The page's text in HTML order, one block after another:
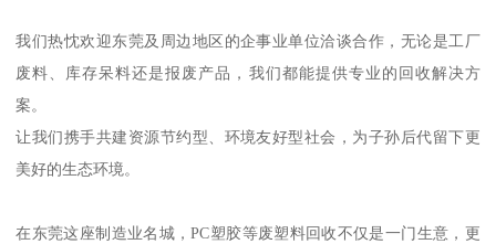
我们热忱欢迎东莞及周边地区的企事业单位洽谈合作，无论是工厂
废料、库存呆料还是报废产品，我们都能提供专业的回收解决方
案。
让我们携手共建资源节约型、环境友好型社会，为子孙后代留下更
美好的生态环境。
在东莞这座制造业名城，PC塑胶等废塑料回收不仅是一门生意，更